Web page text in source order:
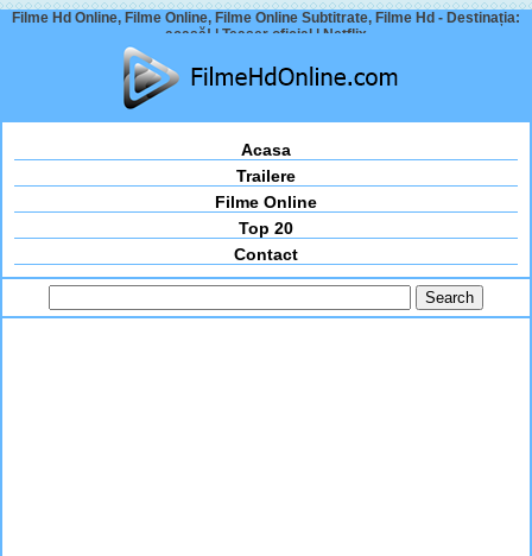
Filme Hd Online, Filme Online, Filme Online Subtitrate, Filme Hd - Destinația:
acasă! | Teaser oficial | Netflix
Acasa
Trailere
Filme Online
Top 20
Contact